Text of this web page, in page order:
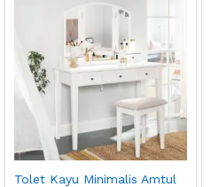
Tolet Kayu Minimalis Amtul